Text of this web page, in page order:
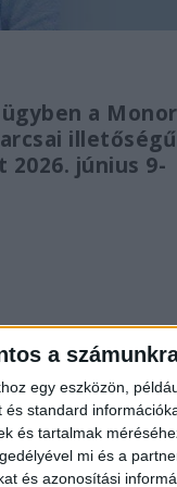
a
egy eszközön,
standard
és tartalmak
mi és a
és azonosítási
a
illetőségű
június 9-
tartózkodási
a rendőrségen.
körözte őt a